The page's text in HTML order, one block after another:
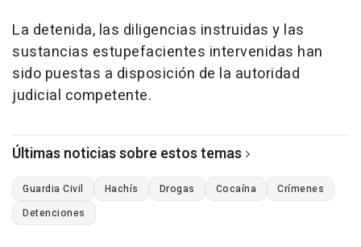
La detenida, las diligencias instruidas y las
sustancias estupefacientes intervenidas han
sido puestas a disposición de la autoridad
judicial competente.
Últimas noticias sobre estos temas
Guardia Civil Hachís Drogas Cocaína
Crímenes
Detenciones